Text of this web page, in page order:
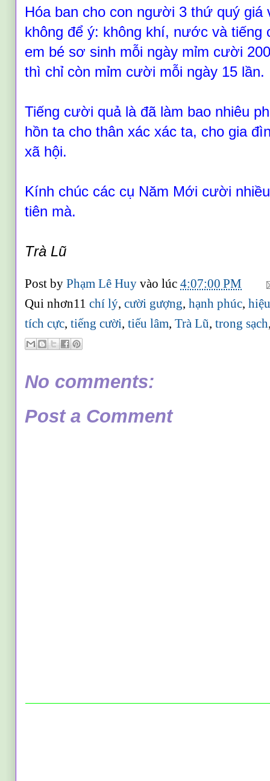
Hóa ban cho con người 3 thứ quý giá
không để ý: không khí, nước và
em bé sơ sinh mỗi ngày mỉm cười
thì chỉ còn mỉm cười mỗi ngày 15 lần.
Tiếng cười quả là đã làm bao nhiêu
hồn ta cho thân xác xác ta, cho gia
xã hội.
Kính chúc các cụ Năm Mới cười
tiên mà.
Trà Lũ
Post byPhạm Lê Huyvào lúc4:07:00 PM
Qui nhơn11chí lý,cười gượng,hạnh phúc,
tích cực,tiếng cười,tiếu lâm,Trà Lũ,trong sạch
No comments:
Post a Comment